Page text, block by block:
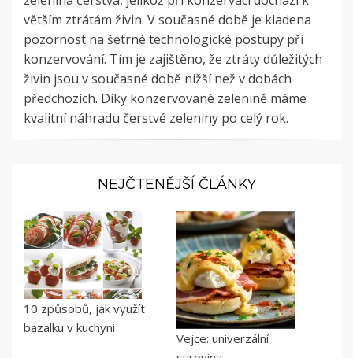
větším ztrátám živin. V současné době je kladena
pozornost na šetrné technologické postupy při
konzervování. Tím je zajištěno, že ztráty důležitých
živin jsou v současné době nižší než v dobách
předchozích. Díky konzervované zelenině máme
kvalitní náhradu čerstvé zeleniny po celý rok.
NEJČTENĚJŠÍ ČLÁNKY
10 způsobů, jak využít
bazalku v kuchyni
Vejce: univerzální